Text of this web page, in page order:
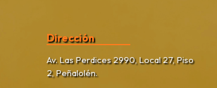
Dirección
Av. Las Perdices 2990, Local 27, Piso
2, Peñalolén.